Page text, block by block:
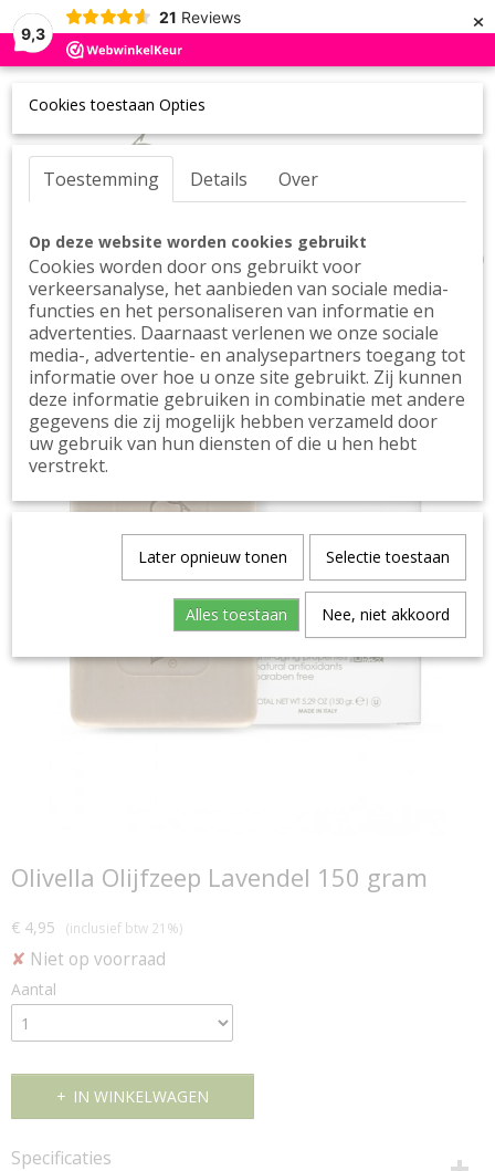
9,3
21 Reviews ×
Inloggen Registreren UW WINKELWAGEN
(0)
Olivella Olijfzeep Lavendel 150 gram
€ 4,95 (inclusief btw 21%)
✘ Niet op voorraad
Aantal
IN WINKELWAGEN
Specificaties
Cookies toestaan Opties
Toestemming Details Over
Op deze website worden cookies gebruikt
Cookies worden door ons gebruikt voor
verkeersanalyse, het aanbieden van sociale media-
functies en het personaliseren van informatie en
advertenties. Daarnaast verlenen we onze sociale
media-, advertentie- en analysepartners toegang tot
informatie over hoe u onze site gebruikt. Zij kunnen
deze informatie gebruiken in combinatie met andere
gegevens die zij mogelijk hebben verzameld door
uw gebruik van hun diensten of die u hen hebt
verstrekt.
Later opnieuw tonen Selectie toestaan
Alles toestaan Nee, niet akkoord